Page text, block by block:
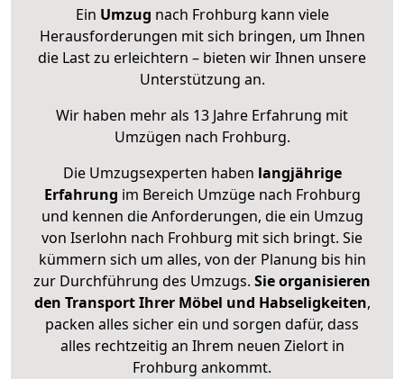
Ein Umzug nach Frohburg kann viele
Herausforderungen mit sich bringen, um Ihnen
die Last zu erleichtern – bieten wir Ihnen unsere
Unterstützung an.
Wir haben mehr als 13 Jahre Erfahrung mit
Umzügen nach Frohburg.
Die Umzugsexperten haben langjährige
Erfahrung im Bereich Umzüge nach Frohburg
und kennen die Anforderungen, die ein Umzug
von Iserlohn nach Frohburg mit sich bringt. Sie
kümmern sich um alles, von der Planung bis hin
zur Durchführung des Umzugs. Sie organisieren
den Transport Ihrer Möbel und Habseligkeiten,
packen alles sicher ein und sorgen dafür, dass
alles rechtzeitig an Ihrem neuen Zielort in
Frohburg ankommt.